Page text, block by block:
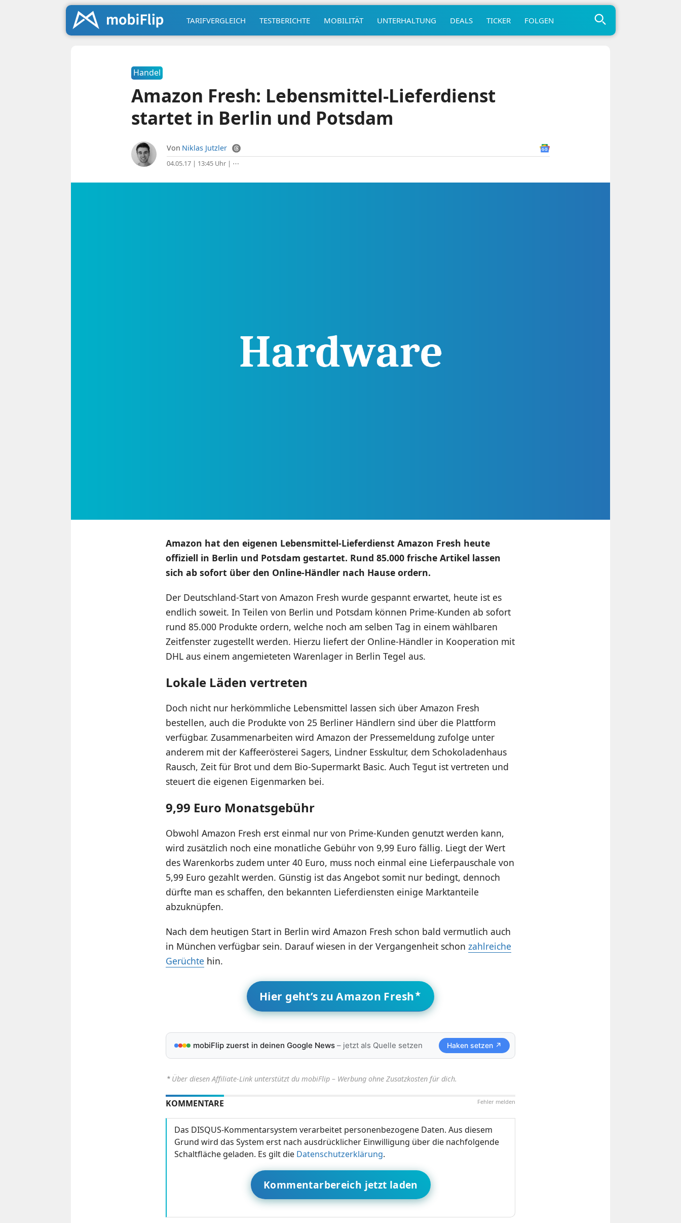
TARIFVERGLEICH TESTBERICHTE MOBILITÄT UNTERHALTUNG DEALS TICKER FOLGEN
Handel
Amazon Fresh: Lebensmittel-Lieferdienst
startet in Berlin und Potsdam
Von Niklas Jutzler
04.05.17 | 13:45 Uhr| ⋯
Amazon hat den eigenen Lebensmittel-Lieferdienst Amazon Fresh heute
offiziell in Berlin und Potsdam gestartet. Rund 85.000 frische Artikel lassen
sich ab sofort über den Online-Händler nach Hause ordern.
Der Deutschland-Start von Amazon Fresh wurde gespannt erwartet, heute ist es
endlich soweit. In Teilen von Berlin und Potsdam können Prime-Kunden ab sofort
rund 85.000 Produkte ordern, welche noch am selben Tag in einem wählbaren
Zeitfenster zugestellt werden. Hierzu liefert der Online-Händler in Kooperation mit
DHL aus einem angemieteten Warenlager in Berlin Tegel aus.
Lokale Läden vertreten
Doch nicht nur herkömmliche Lebensmittel lassen sich über Amazon Fresh
bestellen, auch die Produkte von 25 Berliner Händlern sind über die Plattform
verfügbar. Zusammenarbeiten wird Amazon der Pressemeldung zufolge unter
anderem mit der Kaffeerösterei Sagers, Lindner Esskultur, dem Schokoladenhaus
Rausch, Zeit für Brot und dem Bio-Supermarkt Basic. Auch Tegut ist vertreten und
steuert die eigenen Eigenmarken bei.
9,99 Euro Monatsgebühr
Obwohl Amazon Fresh erst einmal nur von Prime-Kunden genutzt werden kann,
wird zusätzlich noch eine monatliche Gebühr von 9,99 Euro fällig. Liegt der Wert
des Warenkorbs zudem unter 40 Euro, muss noch einmal eine Lieferpauschale von
5,99 Euro gezahlt werden. Günstig ist das Angebot somit nur bedingt, dennoch
dürfte man es schaffen, den bekannten Lieferdiensten einige Marktanteile
abzuknüpfen.
Nach dem heutigen Start in Berlin wird Amazon Fresh schon bald vermutlich auch
in München verfügbar sein. Darauf wiesen in der Vergangenheit schon zahlreiche
Gerüchte hin.
Hier geht’s zu Amazon Fresh
mobiFlip zuerst in deinen Google News– jetzt als Quelle setzen Haken setzen ↗
⋆ Über diesen Affiliate-Link unterstützt du mobiFlip – Werbung ohne Zusatzkosten für dich.
Fehler melden
KOMMENTARE
Das DISQUS-Kommentarsystem verarbeitet personenbezogene Daten. Aus diesem
Grund wird das System erst nach ausdrücklicher Einwilligung über die nachfolgende
Schaltfläche geladen. Es gilt die Datenschutzerklärung.
Kommentarbereich jetzt laden